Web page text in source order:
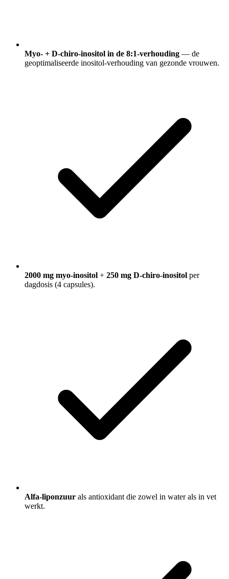
Myo- + D-chiro-inositol in de 8:1-verhouding — de
geoptimaliseerde inositol-verhouding van gezonde vrouwen.
2000 mg myo-inositol + 250 mg D-chiro-inositol per
dagdosis (4 capsules).
Alfa-liponzuur als antioxidant die zowel in water als in vet
werkt.